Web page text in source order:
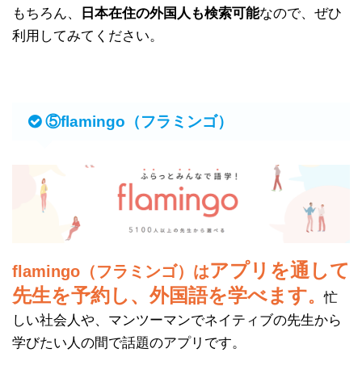
もちろん、
日本在住の外国人も検索可能なので、ぜひ
利用してみてください。
⑤flamingo（フラミンゴ）
flamingo（フラミンゴ）はアプリを通して
先生を予約し、外国語を学べます。忙
しい社会人や、マンツーマンでネイティブの先生から
学びたい人の間で話題のアプリです。